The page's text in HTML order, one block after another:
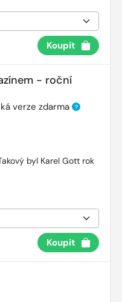
Koupit
- roční
verze zdarma ?
byl Karel Gott rok
Koupit